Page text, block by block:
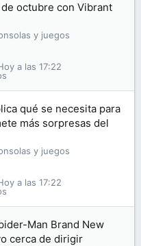
octubre con Vibrant
y juegos
a las 17:22
qué se necesita para
más sorpresas del
y juegos
a las 17:22
Man Brand New
cerca de dirigir